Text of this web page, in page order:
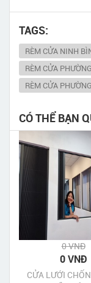
TAGS:
RÈM CỬA NINH
RÈM CỬA
RÈM CỬA
CÓ THỂ BẠN
0 VNĐ
0 VNĐ
CỬA LƯỚI